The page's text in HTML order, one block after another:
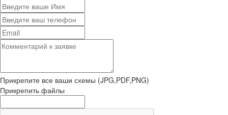
Прикрепите все ваши схемы (JPG,PDF,PNG)
Прикрепить файлы